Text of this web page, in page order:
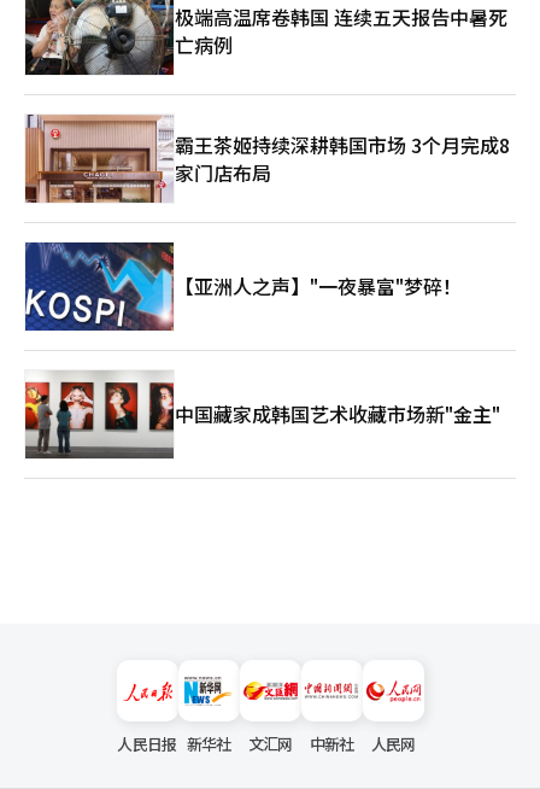
极端高温席卷韩国 连续五天报告中暑死
亡病例
霸王茶姬持续深耕韩国市场 3个月完成8
家门店布局
【亚洲人之声】"一夜暴富"梦碎！
中国藏家成韩国艺术收藏市场新"金主"
人民日报 新华社 文汇网 中新社 人民网